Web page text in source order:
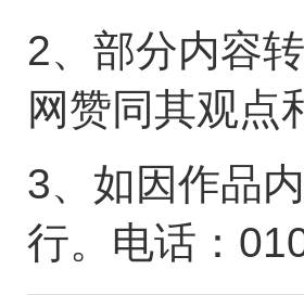
2、部分内容
网赞同其观点
3、如因作品
行。电话：